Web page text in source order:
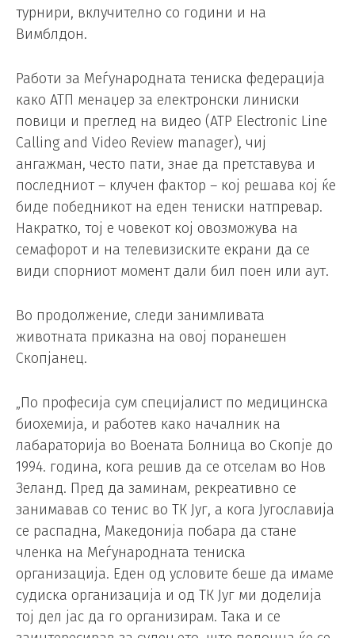
турнири, вклучително со години и на
Вимблдон.
Работи за Меѓународната тениска федерација
како АТП менаџер за електронски линиски
повици и преглед на видео (ATP Electronic Line
Calling and Video Review manager), чиј
ангажман, често пати, знае да претставува и
последниот – клучен фактор – кој решава кој ќе
биде победникот на еден тениски натпревар.
Накратко, тој е човекот кој овозможува на
семафорот и на телевизиските екрани да се
види спорниот момент дали бил поен или аут.
Во продолжение, следи занимливата
животната приказна на овој поранешен
Скопјанец.
„По професија сум специјалист по медицинска
биохемија, и работев како началник на
лабараторија во Воената Болница во Скопје до
1994. година, кога решив да се отселам во Нов
Зеланд. Пред да заминам, рекреативно се
занимавав со тенис во ТК Југ, а кога Југославија
се распадна, Македонија побара да стане
членка на Меѓународната тениска
организација. Еден од условите беше да имаме
судиска организација и од ТК Југ ми доделија
тој дел јас да го организирам. Така и се